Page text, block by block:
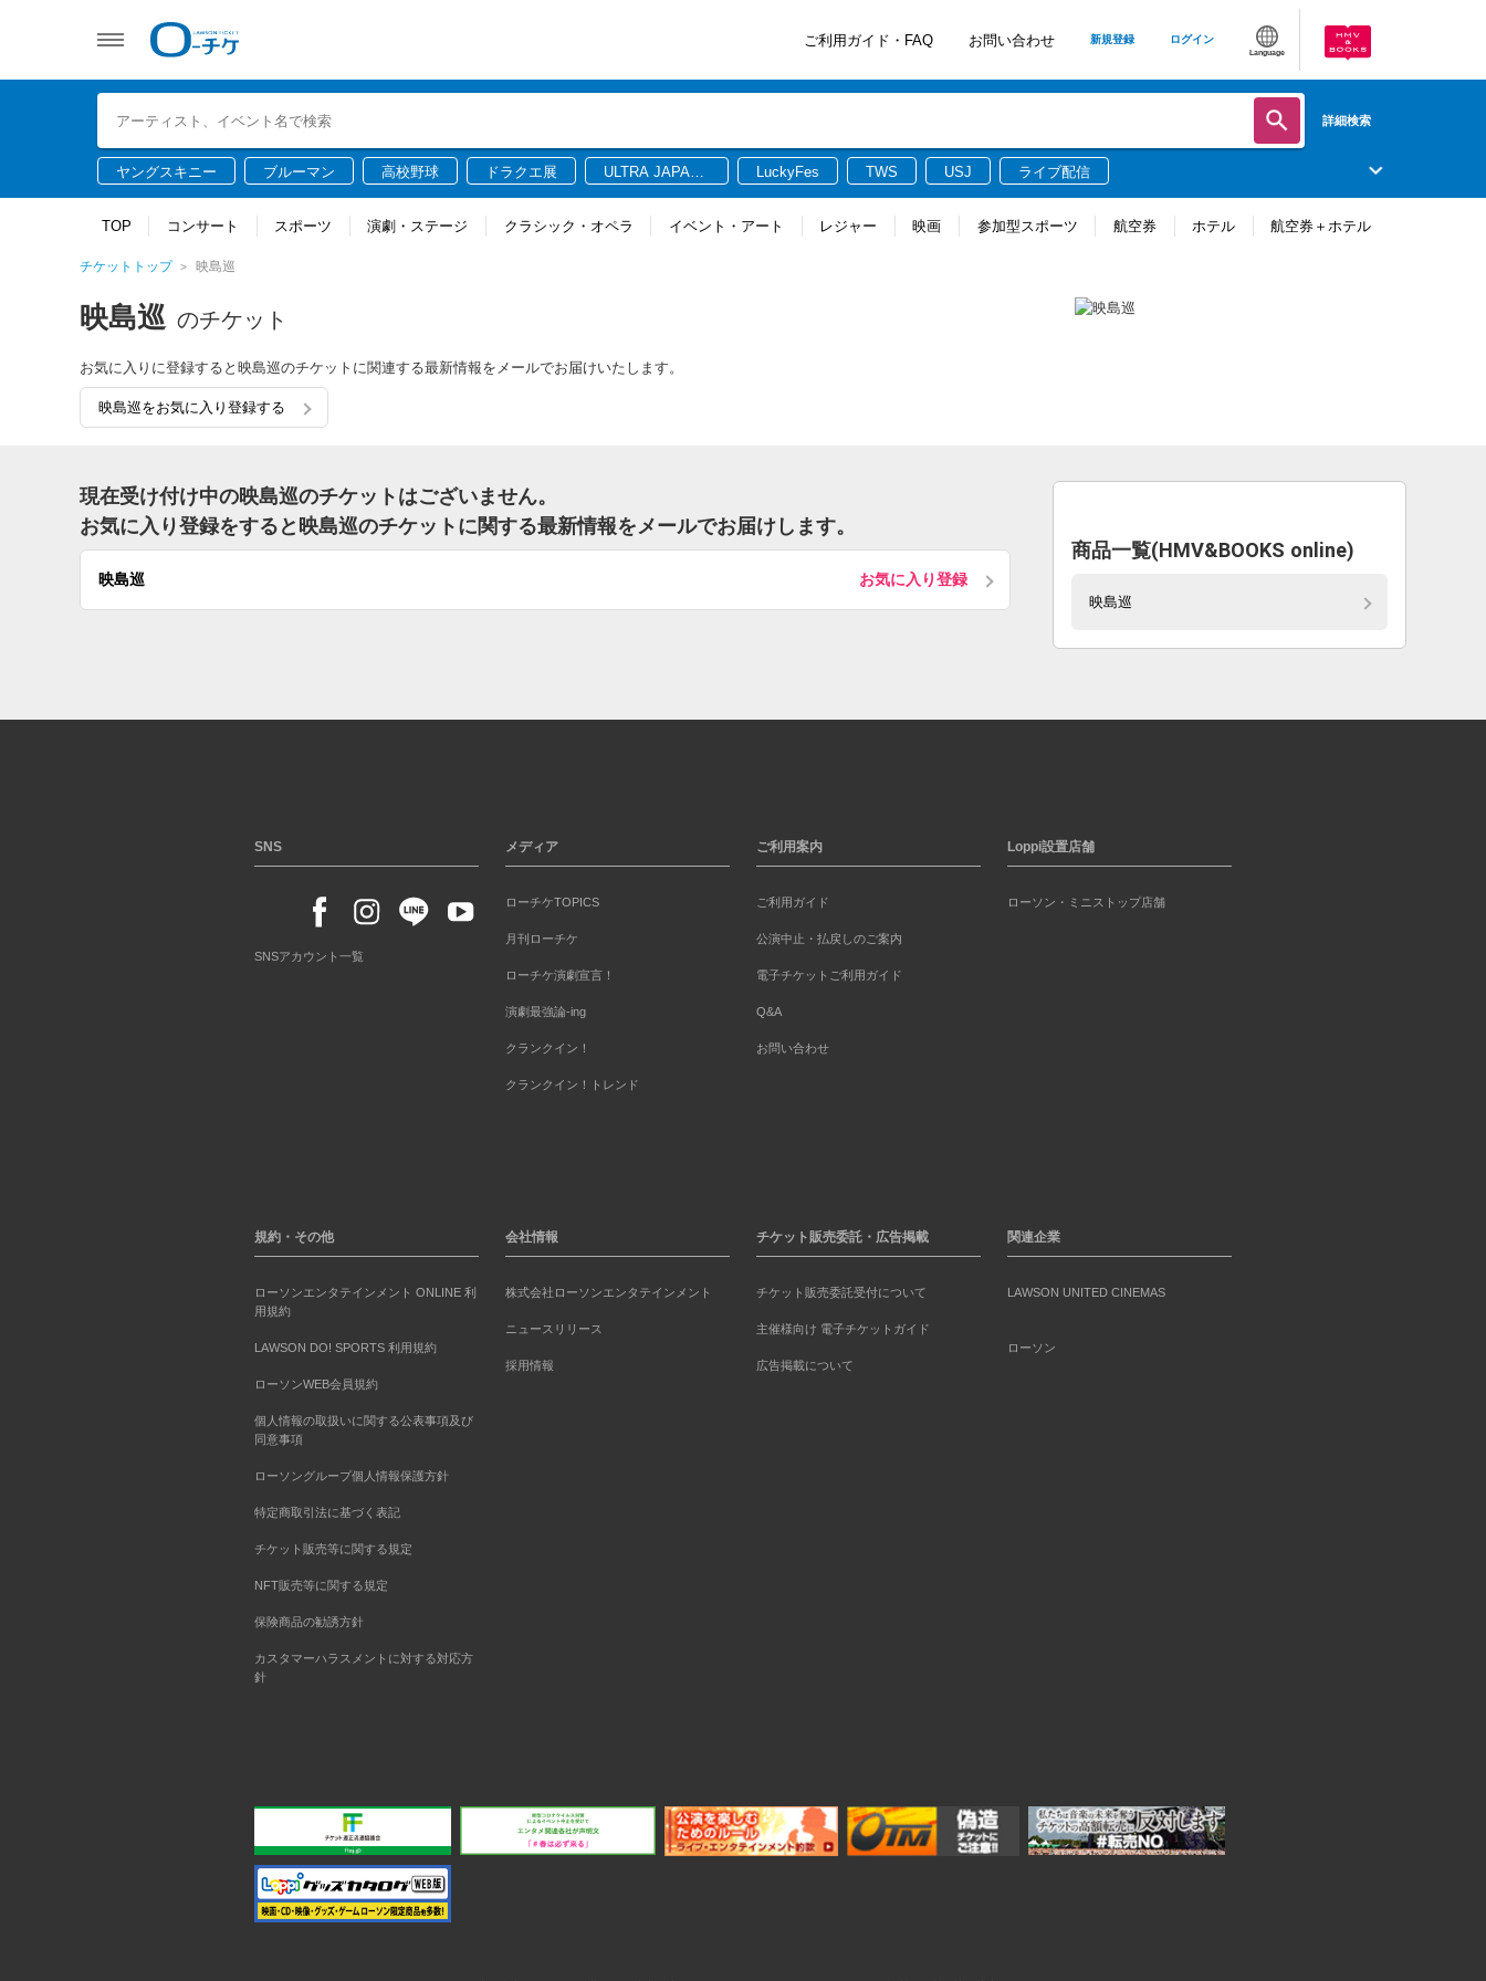
ご利用ガイド・FAQ お問い合わせ 新規登録 ログイン
Language
詳細検索
ヤングスキニー ブルーマン 高校野球 ドラクエ展
ULTRA JAPAN
LuckyFes TWS USJ ライブ配信
TOP コンサート スポーツ 演劇・ステージ クラシック・オペラ イベント・アート レジャー 映画 参加型スポーツ 航空券 ホテル 航空券＋ホテル
チケットトップ 映島巡
映島巡 のチケット
お気に入りに登録すると映島巡のチケットに関連する最新情報をメールでお届けいたします。
映島巡をお気に入り登録する
現在受け付け中の映島巡のチケットはございません。
お気に入り登録をすると映島巡のチケットに関する最新情報をメールでお届けします。
映島巡 お気に入り登録
商品一覧(HMV&BOOKS online)
映島巡
SNS
SNSアカウント一覧
メディア
ローチケTOPICS
月刊ローチケ
ローチケ演劇宣言！
演劇最強論-ing
クランクイン！
クランクイン！トレンド
ご利用案内
ご利用ガイド
公演中止・払戻しのご案内
電子チケットご利用ガイド
Q&A
お問い合わせ
Loppi設置店舗
ローソン・ミニストップ店舗
規約・その他
ローソンエンタテインメント ONLINE 利
用規約
LAWSON DO! SPORTS 利用規約
ローソンWEB会員規約
個人情報の取扱いに関する公表事項及び
同意事項
ローソングループ個人情報保護方針
特定商取引法に基づく表記
チケット販売等に関する規定
NFT販売等に関する規定
保険商品の勧誘方針
カスタマーハラスメントに対する対応方
針
会社情報
株式会社ローソンエンタテインメント
ニュースリリース
採用情報
チケット販売委託・広告掲載
チケット販売委託受付について
主催様向け 電子チケットガイド
広告掲載について
関連企業
LAWSON UNITED CINEMAS
ローソン